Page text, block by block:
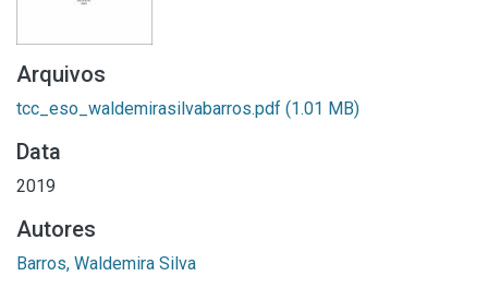
Arquivos
tcc_eso_waldemirasilvabarros.pdf (1.01 MB)
Data
2019
Autores
Barros, Waldemira Silva